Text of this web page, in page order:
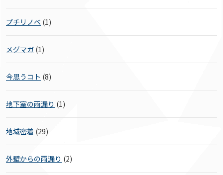
プチリノベ (1)
メグマガ (1)
今思うコト (8)
地下室の雨漏り (1)
地域密着 (29)
外壁からの雨漏り (2)